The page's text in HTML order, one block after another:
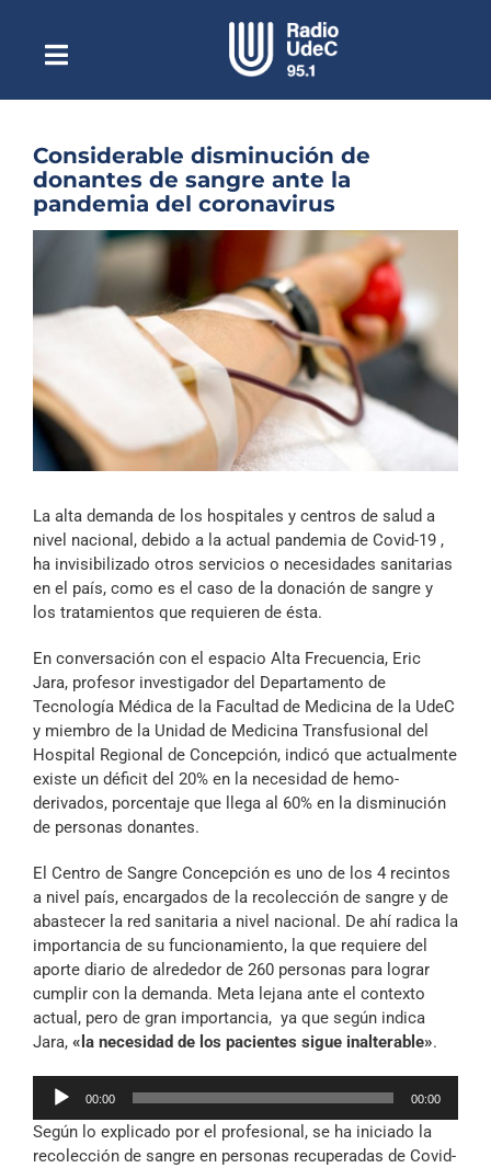
contenidoToggle
NavigationEscuchar Radio UdeC en vivo
Quiénes Somos
Programación
Podcast
Noticias
Reportajes
Columnas
Música Clásica
Especiales
Archivo Sonoro
Considerable disminución de
donantes de sangre ante la
pandemia del coronavirus
grande
La alta demanda de los hospitales y centros de salud a
nivel nacional, debido a la actual pandemia de Covid-19 ,
ha invisibilizado otros servicios o necesidades sanitarias
en el país, como es el caso de la donación de sangre y
los tratamientos que requieren de ésta.
En conversación con el espacio Alta Frecuencia, Eric
Jara, profesor investigador del Departamento de
Tecnología Médica de la Facultad de Medicina de la UdeC
y miembro de la Unidad de Medicina Transfusional del
Hospital Regional de Concepción, indicó que actualmente
existe un déficit del 20% en la necesidad de hemo-
derivados, porcentaje que llega al 60% en la disminución
de personas donantes.
El Centro de Sangre Concepción es uno de los 4 recintos
a nivel país, encargados de la recolección de sangre y de
abastecer la red sanitaria a nivel nacional. De ahí radica la
importancia de su funcionamiento, la que requiere del
aporte diario de alrededor de 260 personas para lograr
cumplir con la demanda. Meta lejana ante el contexto
actual, pero de gran importancia, ya que según indica
Jara, «la necesidad de los pacientes sigue inalterable».
Reproductor
audio
00:00 00:00
Según lo explicado por el profesional, se ha iniciado la
recolección de sangre en personas recuperadas de Covid-